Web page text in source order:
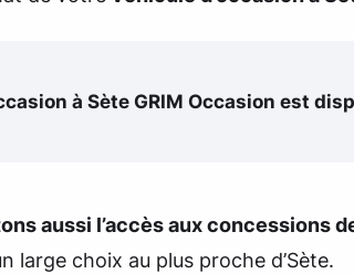
à Sète GRIM Occasion est
aussi l’accès aux concessions
large choix au plus proche d’Sète.